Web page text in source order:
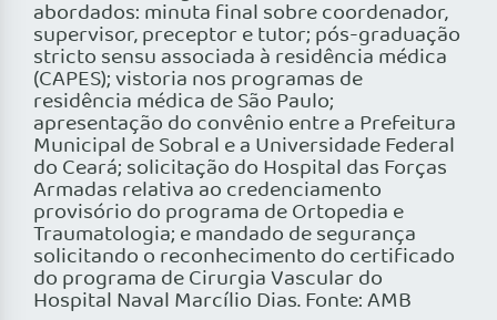
abordados: minuta final sobre coordenador,
supervisor, preceptor e tutor; pós-graduação
stricto sensu associada à residência médica
(CAPES); vistoria nos programas de
residência médica de São Paulo;
apresentação do convênio entre a Prefeitura
Municipal de Sobral e a Universidade Federal
do Ceará; solicitação do Hospital das Forças
Armadas relativa ao credenciamento
provisório do programa de Ortopedia e
Traumatologia; e mandado de segurança
solicitando o reconhecimento do certificado
do programa de Cirurgia Vascular do
Hospital Naval Marcílio Dias. Fonte: AMB